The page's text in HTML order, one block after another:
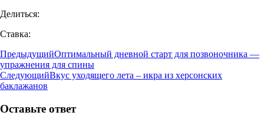
Делиться:
Ставка:
ПредыдущийОптимальный дневной старт для позвоночника —
упражнения для спины
СледующийВкус уходящего лета – икра из херсонских
баклажанов
Оставьте ответ